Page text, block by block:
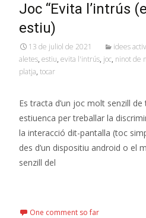
Joc “Evita l’intrús
estiu)
13 de juliol de 2021 idees
aletes, estiu, evita l'intrús, joc, ninot de
platja, tocar
Es tracta d’un joc molt senzill
estiuenca per treballar la
la interacció dit-pantalla (toc
des d’un dispositiu android o el
senzill del
One comment so far